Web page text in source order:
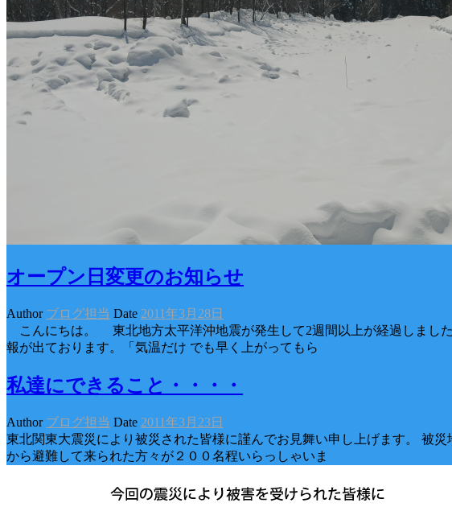
オープン日変更のお知らせ
Author ブログ担当 Date 2011年3月28日
こんにちは。 東北地方太平洋沖地震が発生して2週間以上が経過しまし
報が出ております。「気温だけ でも早く上がってもら
私達にできること・・・・
Author ブログ担当 Date 2011年3月23日
東北関東大震災により被災された皆様に謹んでお見舞い申し上げます。 被
から避難して来られた方々が２００名程いらっしゃいま